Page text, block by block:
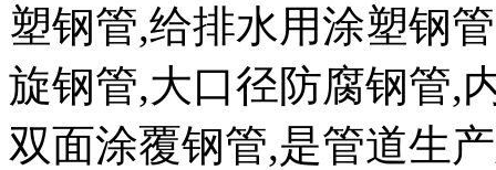
塑钢管,给排水用涂塑钢
旋钢管,大口径防腐钢管,
双面涂覆钢管,是管道生